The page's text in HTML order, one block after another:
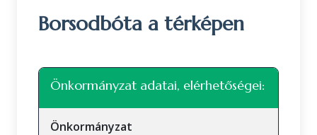
Borsodbóta a térképen
+
Önkormányzat adatai, elérhetőségei:
Önkormányzat